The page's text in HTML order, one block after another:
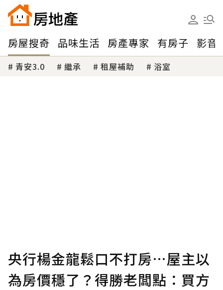
房屋搜奇 品味生活 房產專家 有房子 影音
青安3.0 繼承 租屋補助 浴室
央行楊金龍鬆口不打房…屋主以
為房價穩了？得勝老闆點：買方